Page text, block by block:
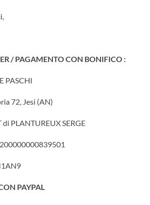
/ PAGAMENTO CON BONIFICO :
PASCHI
72, Jesi (AN)
PLANTUREUX SERGE
PAYPAL